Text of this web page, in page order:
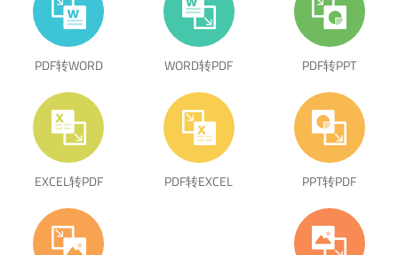
PDF转WORD WORD转PDF PDF转PPT
EXCEL转PDF PDF转EXCEL PPT转PDF